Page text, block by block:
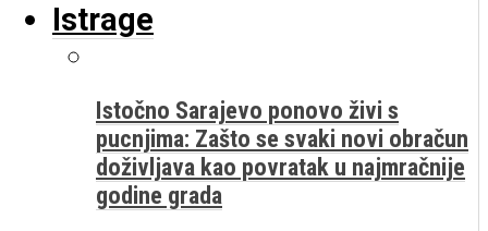
Istrage
Istočno Sarajevo ponovo živi s
pucnjima: Zašto se svaki novi obračun
doživljava kao povratak u najmračnije
godine grada